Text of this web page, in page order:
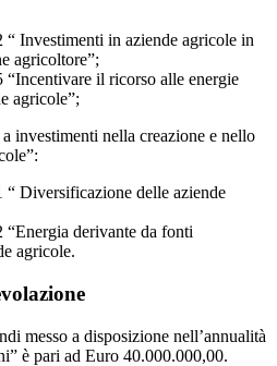
Investimenti in aziende agricole in
agricoltore”;
“Incentivare il ricorso alle energie
agricole”;
investimenti nella creazione e nello
“ Diversificazione delle aziende
derivante da fonti
agricole.
messo a disposizione nell’annualità
è pari ad Euro 40.000.000,00.